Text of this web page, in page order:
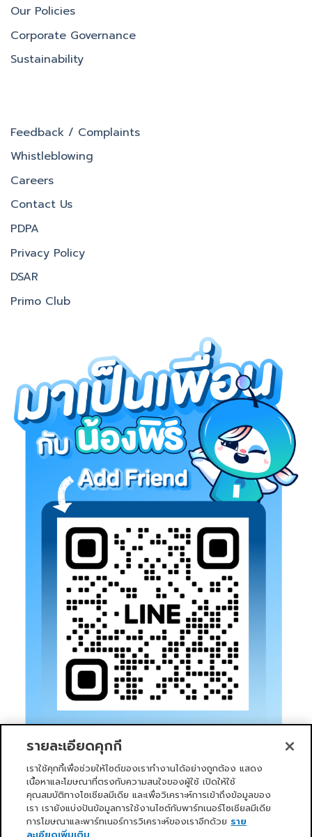
Our Policies
Corporate Governance
Sustainability
Feedback / Complaints
Whistleblowing
Careers
Contact Us
PDPA
Privacy Policy
DSAR
Primo Club
หน้าแรก บริการของเรา ข่าวสารและกิจกรรม PRIMO CLUB
เกี่ยวกับเรา นักลงทุนสัมพันธ์
รายละเอียดคุกกี้
เราใช้คุกกี้เพื่อช่วยให้ไซต์ของเราทำงานได้อย่างถูกต้อง แสดง
เนื้อหาและโฆษณาที่ตรงกับความสนใจของผู้ใช้ เปิดให้ใช้
คุณสมบัติทางโซเชียลมีเดีย และเพื่อวิเคราะห์การเข้าถึงข้อมูลของ
เรา เรายังแบ่งปันข้อมูลการใช้งานไซต์กับพาร์ทเนอร์โซเชียลมีเดีย
การโฆษณาและพาร์ทเนอร์การวิเคราะห์ของเราอีกด้วย ราย